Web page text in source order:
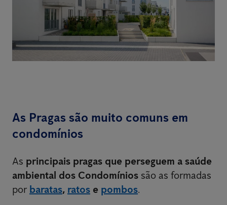
As Pragas são muito comuns em
condomínios
As principais pragas que perseguem a saúde
ambiental dos Condomínios são as formadas
por baratas, ratos e pombos.